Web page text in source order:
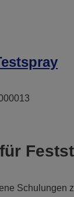
Schulungen